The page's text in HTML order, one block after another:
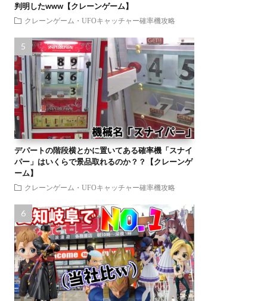
判明したwww【クレーンゲーム】
クレーンゲーム・UFOキャッチャー確率機攻略
デパートの階段横とかに置いてある確率機「スナイ
パー」はいくらで景品取れるのか？？【クレーンゲ
ーム】
クレーンゲーム・UFOキャッチャー確率機攻略